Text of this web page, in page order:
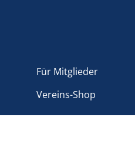
Für Mitglieder
Vereins-Shop